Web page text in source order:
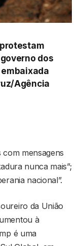
dos
embaixada
Agência
mensagens
nunca mais”;
nacional”.
da União
à
é uma